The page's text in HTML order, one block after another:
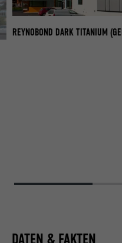
REYNOBOND DARK TITANIUM
DATEN & FAKTEN